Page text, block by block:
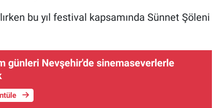
bu yıl festival kapsamında Sünnet Şöleni
günleri Nevşehir'de sinemaseverlerle